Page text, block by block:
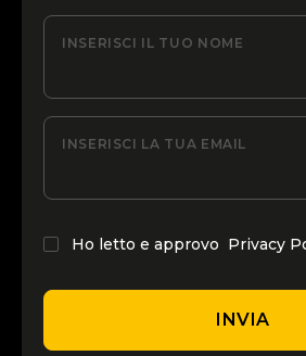
INSERISCI IL TUO NOME
INSERISCI LA TUA EMAIL
Ho letto e approvo Privacy
INVIA